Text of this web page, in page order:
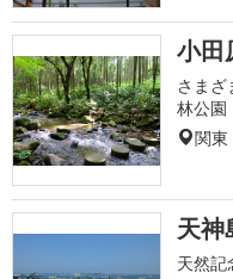
小田
さまざ
林公園
関
天神
天然記